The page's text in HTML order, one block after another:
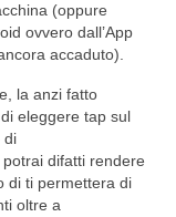
(oppure
ovvero dall’App
accaduto).
la anzi fatto
eleggere tap sul
di
difatti rendere
di ti permettera di
oltre a